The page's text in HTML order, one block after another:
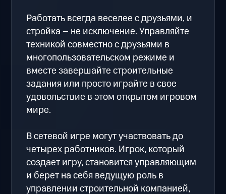
Работать всегда веселее с друзьями, и
стройка – не исключение. Управляйте
техникой совместно с друзьями в
многопользовательском режиме и
вместе завершайте строительные
задания или просто играйте в свое
удовольствие в этом открытом игровом
мире.
В сетевой игре могут участвовать до
четырех работников. Игрок, который
создает игру, становится управляющим
и берет на себя ведущую роль в
управлении строительной компанией,